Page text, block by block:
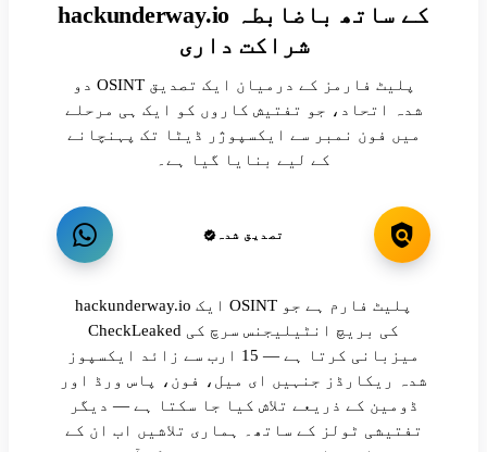
hackunderway.io کے ساتھ باضابطہ
شراکت داری
دو OSINT پلیٹ فارمز کے درمیان ایک تصدیق
شدہ اتحاد، جو تفتیش کاروں کو ایک ہی مرحلے
میں فون نمبر سے ایکسپوژر ڈیٹا تک پہنچانے
کے لیے بنایا گیا ہے۔
تصدیق شدہ
hackunderway.io ایک OSINT پلیٹ فارم ہے جو
CheckLeaked کی بریچ انٹیلیجنس سرچ کی
میزبانی کرتا ہے — 15 ارب سے زائد ایکسپوز
شدہ ریکارڈز جنہیں ای میل، فون، پاس ورڈ اور
ڈومین کے ذریعے تلاش کیا جا سکتا ہے — دیگر
تفتیشی ٹولز کے ساتھ۔ ہماری تلاشیں اب ان کے